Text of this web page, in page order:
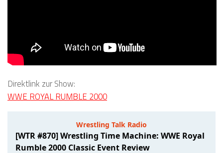
Direktlink zur Show:
WWE ROYAL RUMBLE 2000